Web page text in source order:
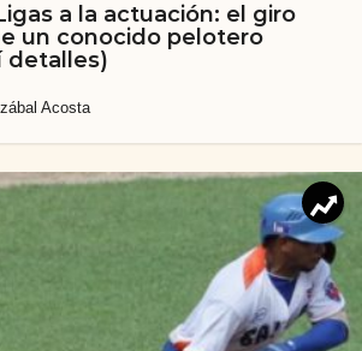
a la actuación: el giro
un conocido pelotero
detalles)
Acosta